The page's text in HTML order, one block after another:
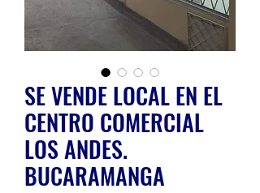
SE VENDE LOCAL EN EL
CENTRO COMERCIAL
LOS ANDES.
BUCARAMANGA